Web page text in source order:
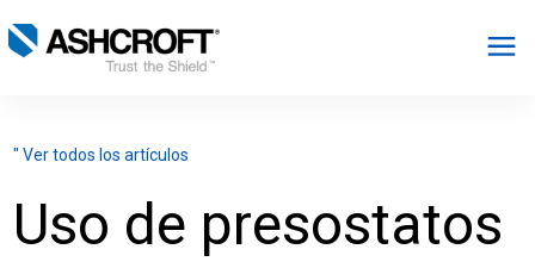
" Ver todos los artículos
Uso de presostatos